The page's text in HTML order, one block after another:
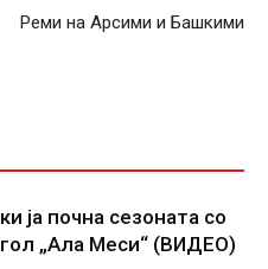
Реми на Арсими и Башкими
ја почна сезоната со
„Ала Меси“ (ВИДЕО)